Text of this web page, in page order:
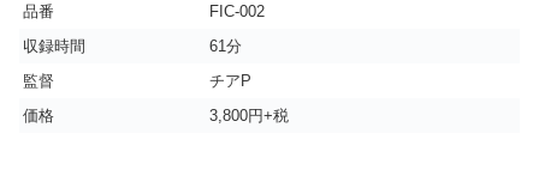
品番
FIC-002
収録時間
61分
監督
チアP
価格
3,800円+税